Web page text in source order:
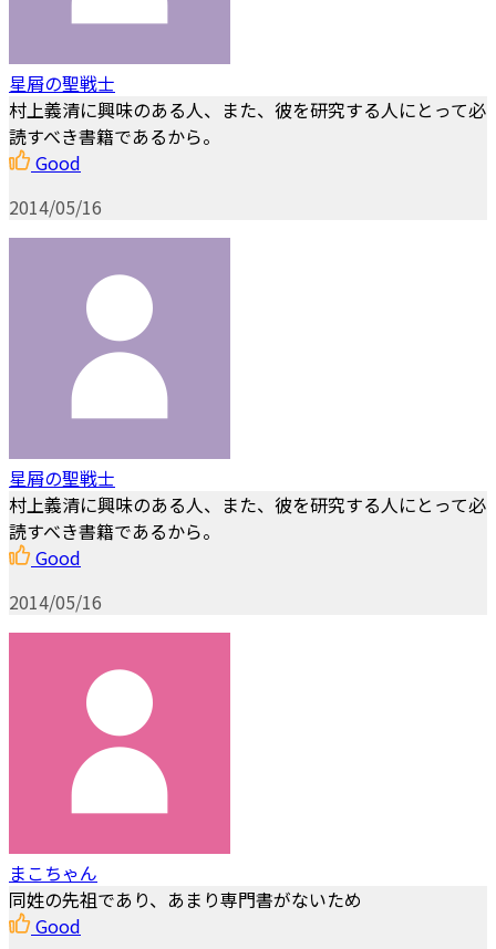
星屑の聖戦士
村上義清に興味のある人、また、彼を研究する人にとって必
読すべき書籍であるから。
Good
2014/05/16
星屑の聖戦士
村上義清に興味のある人、また、彼を研究する人にとって必
読すべき書籍であるから。
Good
2014/05/16
まこちゃん
同姓の先祖であり、あまり専門書がないため
Good